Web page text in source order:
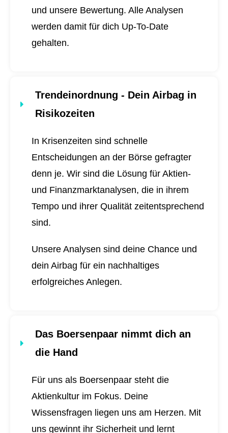
und unsere Bewertung. Alle Analysen
werden damit für dich Up-To-Date
gehalten.
Trendeinordnung - Dein Airbag in
Risikozeiten
In Krisenzeiten sind schnelle
Entscheidungen an der Börse gefragter
denn je. Wir sind die Lösung für Aktien-
und Finanzmarktanalysen, die in ihrem
Tempo und ihrer Qualität zeitentsprechend
sind.
Unsere Analysen sind deine Chance und
dein Airbag für ein nachhaltiges
erfolgreiches Anlegen.
Das Boersenpaar nimmt dich an
die Hand
Für uns als Boersenpaar steht die
Aktienkultur im Fokus. Deine
Wissensfragen liegen uns am Herzen. Mit
uns gewinnt ihr Sicherheit und lernt